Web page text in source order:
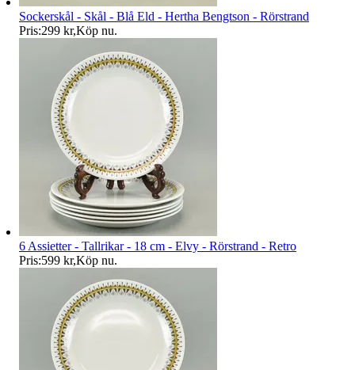
Sockerskål - Skål - Blå Eld - Hertha Bengtson - Rörstrand
Pris:299 kr,Köp nu.
6 Assietter - Tallrikar - 18 cm - Elvy - Rörstrand - Retro
Pris:599 kr,Köp nu.